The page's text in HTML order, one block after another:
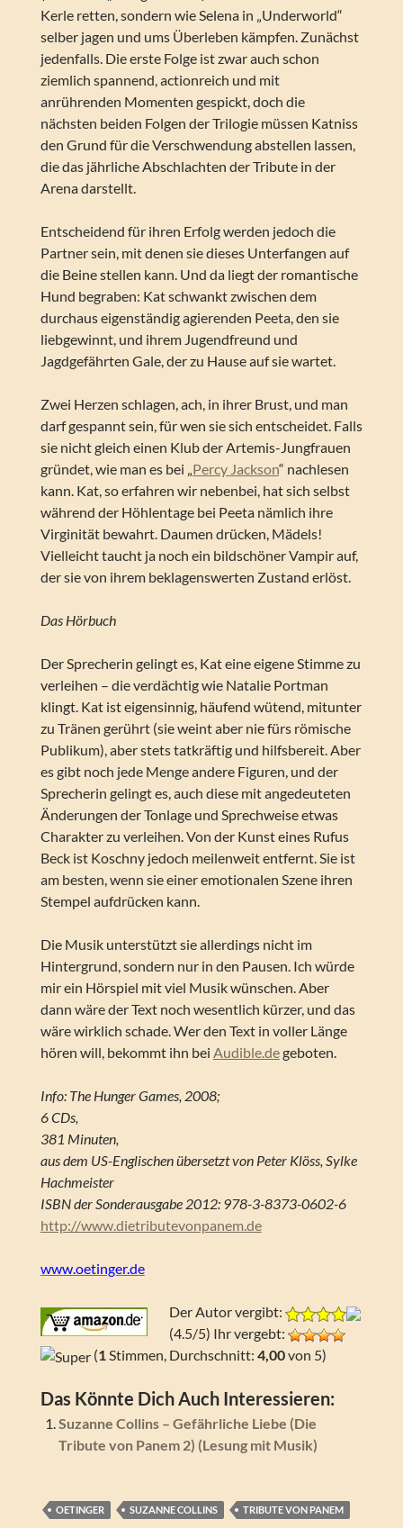
Kerle retten, sondern wie Selena in „Underworld“
selber jagen und ums Überleben kämpfen. Zunächst
jedenfalls. Die erste Folge ist zwar auch schon
ziemlich spannend, actionreich und mit
anrührenden Momenten gespickt, doch die
nächsten beiden Folgen der Trilogie müssen Katniss
den Grund für die Verschwendung abstellen lassen,
die das jährliche Abschlachten der Tribute in der
Arena darstellt.
Entscheidend für ihren Erfolg werden jedoch die
Partner sein, mit denen sie dieses Unterfangen auf
die Beine stellen kann. Und da liegt der romantische
Hund begraben: Kat schwankt zwischen dem
durchaus eigenständig agierenden Peeta, den sie
liebgewinnt, und ihrem Jugendfreund und
Jagdgefährten Gale, der zu Hause auf sie wartet.
Zwei Herzen schlagen, ach, in ihrer Brust, und man
darf gespannt sein, für wen sie sich entscheidet. Falls
sie nicht gleich einen Klub der Artemis-Jungfrauen
gründet, wie man es bei „Percy Jackson“ nachlesen
kann. Kat, so erfahren wir nebenbei, hat sich selbst
während der Höhlentage bei Peeta nämlich ihre
Virginität bewahrt. Daumen drücken, Mädels!
Vielleicht taucht ja noch ein bildschöner Vampir auf,
der sie von ihrem beklagenswerten Zustand erlöst.
Das Hörbuch
Der Sprecherin gelingt es, Kat eine eigene Stimme zu
verleihen – die verdächtig wie Natalie Portman
klingt. Kat ist eigensinnig, häufend wütend, mitunter
zu Tränen gerührt (sie weint aber nie fürs römische
Publikum), aber stets tatkräftig und hilfsbereit. Aber
es gibt noch jede Menge andere Figuren, und der
Sprecherin gelingt es, auch diese mit angedeuteten
Änderungen der Tonlage und Sprechweise etwas
Charakter zu verleihen. Von der Kunst eines Rufus
Beck ist Koschny jedoch meilenweit entfernt. Sie ist
am besten, wenn sie einer emotionalen Szene ihren
Stempel aufdrücken kann.
Die Musik unterstützt sie allerdings nicht im
Hintergrund, sondern nur in den Pausen. Ich würde
mir ein Hörspiel mit viel Musik wünschen. Aber
dann wäre der Text noch wesentlich kürzer, und das
wäre wirklich schade. Wer den Text in voller Länge
hören will, bekommt ihn bei Audible.degeboten.
Info: The Hunger Games, 2008;
6 CDs,
381 Minuten,
aus dem US-Englischen übersetzt von Peter Klöss, Sylke
Hachmeister
ISBN der Sonderausgabe 2012: 978-3-8373-0602-6
http://www.dietributevonpanem.de
www.oetinger.de
Der Autor vergibt:
(4.5/5) Ihr vergebt:
(1Stimmen, Durchschnitt: 4,00von 5)
Das Könnte Dich Auch Interessieren:
Suzanne Collins – Gefährliche Liebe (Die
Tribute von Panem 2) (Lesung mit Musik)
OETINGER SUZANNE COLLINS TRIBUTE VON PANEM